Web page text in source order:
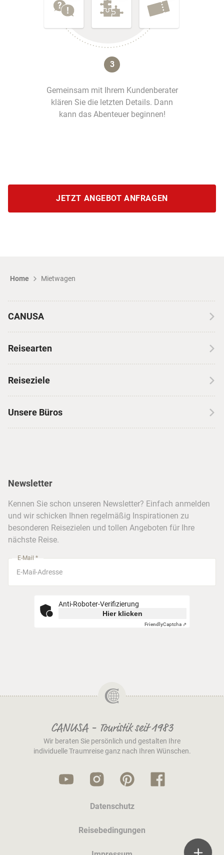
Home Mietwagen
JETZT ANGEBOT ANFRAGEN
3
Gemeinsam mit Ihrem Kundenberater
klären Sie die letzten Details. Dann
kann das Abenteuer beginnen!
CANUSA
Erfahrungen mit CANUSA
Insidertipps
FAQ
Barrierefreiheitserklärung
Reisearten
Skireisen
Hotels & Unterkünfte
Kreuzfahrten
Busreisen
Reiseziele
Unsere Büros
Frankfurt
Stuttgart
Newsletter
Kennen Sie schon unseren Newsletter? Einfach anmelden
und wir schicken Ihnen regelmäßig Inspirationen zu
besonderen Reisezielen und tollen Angeboten für Ihre
nächste Reise.
E-Mail *
Anti-Roboter-Verifizierung
Hier klicken
FriendlyCaptcha ⇗
CANUSA - Touristik seit 1983
Wir beraten Sie persönlich und gestalten Ihre
individuelle Traumreise ganz nach Ihren Wünschen.
Datenschutz
Reisebedingungen